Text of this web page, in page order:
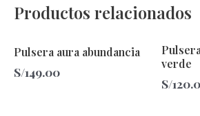
Productos relacionados
Pulsera aura abundancia
S/149.00
verde
S/